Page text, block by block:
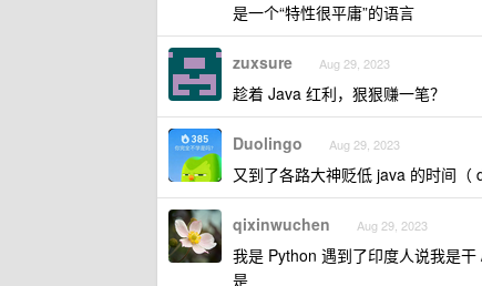
是一个“特性很平庸”的语言
zuxsure Aug 29, 2023
趁着 Java 红利，狠狠赚一笔？
Duolingo Aug 29, 2023
又到了各路大神贬低 java 的时间（
qixinwuchen Aug 29, 2023
我是 Python 遇到了印度人说我是
是